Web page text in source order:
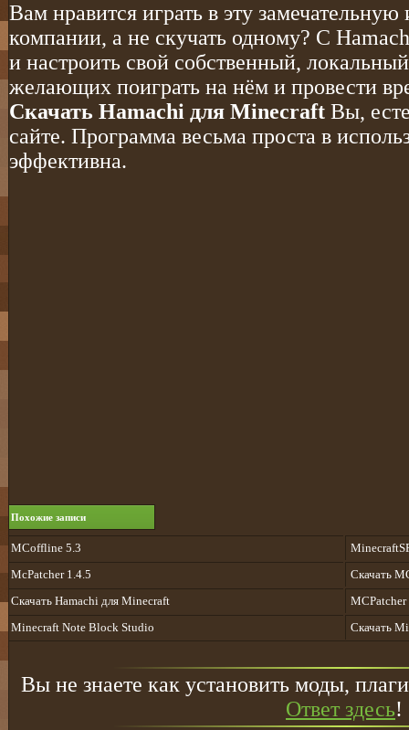
Вам нравится играть в эту
компании, а не скучать одному? С
и настроить свой собственный,
желающих поиграть на нём и провести
Cкачать Hamachi для Minecraft Вы,
сайте. Программа весьма проста в
эффективна.
Похожие записи
MCoffline 5.3
McPatcher 1.4.5
Скачать
Cкачать Hamachi для Minecraft
MCPatcher
Minecraft Note Block Studio
Скачать
Вы не знаете как установить моды,
Ответ здесь!